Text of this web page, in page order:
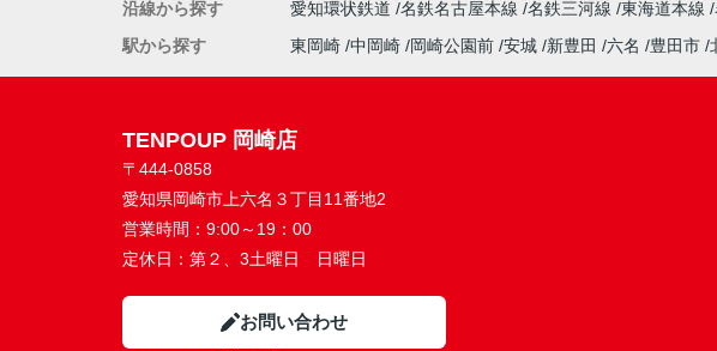
沿線から探す
愛知環状鉄道 名鉄名古屋本線 名鉄三河線 東海道本線
駅から探す
東岡崎 中岡崎 岡崎公園前 安城 新豊田 六名 豊田市
TENPOUP 岡崎店
〒444-0858
愛知県岡崎市上六名３丁目11番地2
営業時間： 9:00～19：00
定休日： 第２、3土曜日 日曜日
お問い合わせ